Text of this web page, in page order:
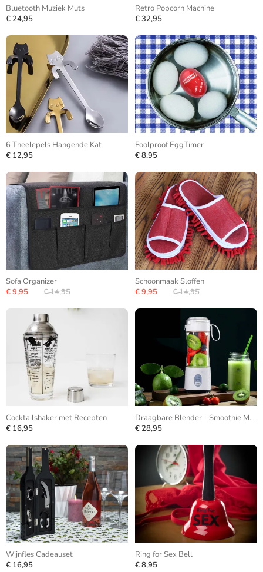
Bluetooth Muziek Muts
€ 24,95
Retro Popcorn Machine
€ 32,95
6 Theelepels Hangende Kat
€ 12,95
Foolproof EggTimer
€ 8,95
Sofa Organizer
€ 9,95
€ 14,95
Schoonmaak Sloffen
€ 9,95
€ 14,95
Cocktailshaker met Recepten
€ 16,95
Draagbare Blender - Smoothie Maker
€ 28,95
Wijnfles Cadeauset
€ 16,95
Ring for Sex Bell
€ 8,95